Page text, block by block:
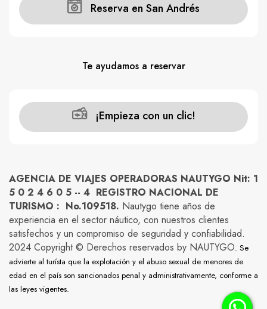
Reserva en San Andrés
Te ayudamos a reservar
¡Empieza con un clic!
AGENCIA DE VIAJES OPERADORAS NAUTYGO Nit: 1
5 0 2 4 6 0 5 -- 4 REGISTRO NACIONAL DE
TURISMO : No.109518. Nautygo tiene años de
experiencia en el sector náutico, con nuestros clientes
satisfechos y un compromiso de seguridad y confiabilidad.
2024 Copyright © Derechos reservados by NAUTYGO. Se
advierte al turísta que la explotación y el abuso sexual de menores de
edad en el país son sancionados penal y administrativamente, conforme a
las leyes vigentes.